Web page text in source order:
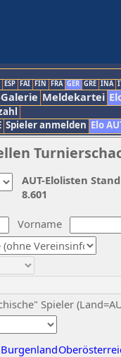
ESP FAI FIN FRA GER GRE INA
Meldekartei
Spieler anmelden Elo
Vorname
Spieler
Burgenland
AUT-Elolisten
8.601